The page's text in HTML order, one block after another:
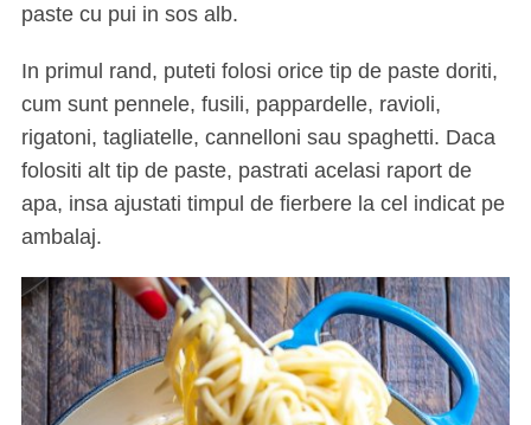
paste cu pui in sos alb.
In primul rand, puteti folosi orice tip de paste doriti,
cum sunt pennele, fusili, pappardelle, ravioli,
rigatoni, tagliatelle, cannelloni sau spaghetti. Daca
folositi alt tip de paste, pastrati acelasi raport de
apa, insa ajustati timpul de fierbere la cel indicat pe
ambalaj.